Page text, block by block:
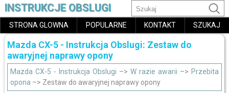
INSTRUKCJE OBSLUGI
STRONA GLOWNA POPULARNE KONTAKT SZUKAJ
Mazda CX-5 - Instrukcja Obslugi: Zestaw do
awaryjnej naprawy opony
Mazda CX-5 - Instrukcja Obslugi –> W razie awarii –> Przebita
opona –> Zestaw do awaryjnej naprawy opony